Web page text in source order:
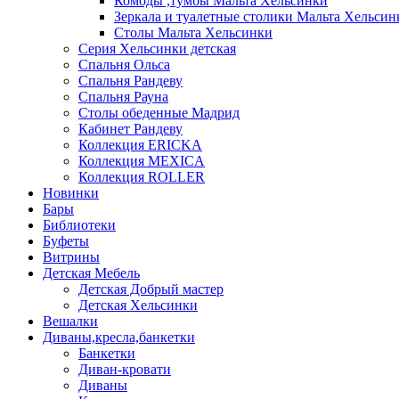
Зеркала и туалетные столики Мальта
Столы Мальта Хельсинки
Серия Хельсинки детская
Спальня Ольса
Спальня Рандеву
Спальня Рауна
Столы обеденные Мадрид
Кабинет Рандеву
Коллекция ERICKA
Коллекция MEXICA
Коллекция ROLLER
Новинки
Бары
Библиотеки
Буфеты
Витрины
Детская Мебель
Детская Добрый мастер
Детская Хельсинки
Вешалки
Диваны,кресла,банкетки
Банкетки
Диван-кровати
Диваны